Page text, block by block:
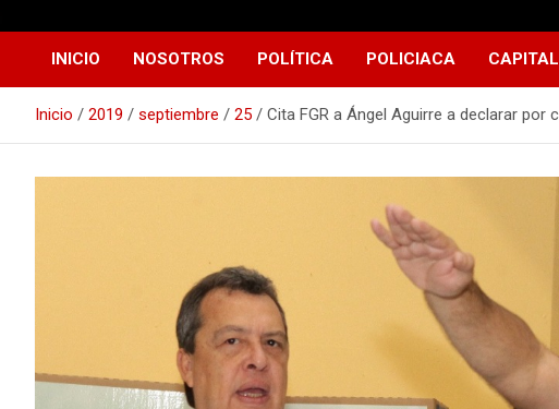
Réplica
INICIO NOSOTROS POLÍTICA POLICIACA CAPITAL
Inicio 2019 septiembre 25 Cita FGR a Ángel Aguirre a declarar por